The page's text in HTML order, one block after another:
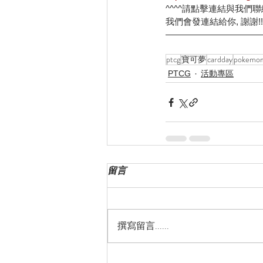
^^^^請點擊連結與我們
我們會發連結給你, 謝謝!!
ptcg寶可夢carddaypokemon
PTCG 活動專區
留言
撰寫留言......